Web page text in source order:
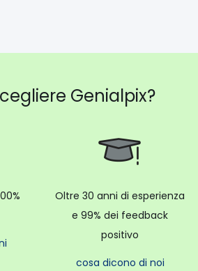
Genialpix?
Oltre 30 anni di esperienza
e 99% dei feedback
positivo
cosa dicono di noi